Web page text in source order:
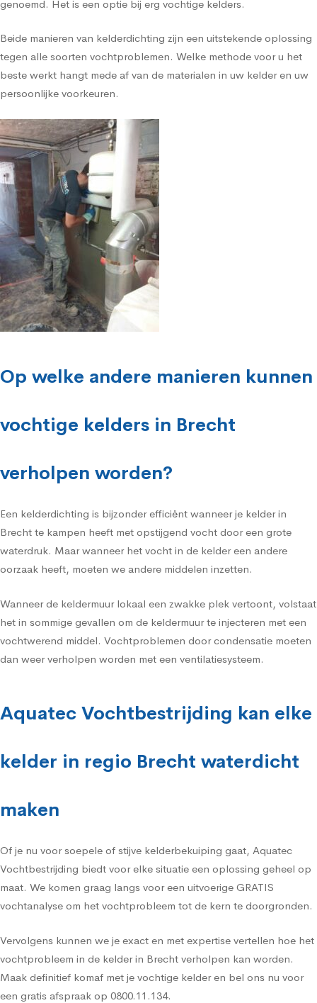
genoemd. Het is een optie bij erg vochtige kelders.
Beide manieren van kelderdichting zijn een uitstekende oplossing
tegen alle soorten vochtproblemen. Welke methode voor u het
beste werkt hangt mede af van de materialen in uw kelder en uw
persoonlijke voorkeuren.
Op welke andere manieren kunnen
vochtige kelders in Brecht
verholpen worden?
Een kelderdichting is bijzonder efficiënt wanneer je kelder in
Brecht te kampen heeft met opstijgend vocht door een grote
waterdruk. Maar wanneer het vocht in de kelder een andere
oorzaak heeft, moeten we andere middelen inzetten.
Wanneer de keldermuur lokaal een zwakke plek vertoont, volstaat
het in sommige gevallen om de keldermuur te injecteren met een
vochtwerend middel. Vochtproblemen door condensatie moeten
dan weer verholpen worden met een ventilatiesysteem.
Aquatec Vochtbestrijding kan elke
kelder in regio Brecht waterdicht
maken
Of je nu voor soepele of stijve kelderbekuiping gaat, Aquatec
Vochtbestrijding biedt voor elke situatie een oplossing geheel op
maat. We komen graag langs voor een uitvoerige GRATIS
vochtanalyse om het vochtprobleem tot de kern te doorgronden.
Vervolgens kunnen we je exact en met expertise vertellen hoe het
vochtprobleem in de kelder in Brecht verholpen kan worden.
Maak definitief komaf met je vochtige kelder en bel ons nu voor
een gratis afspraak op 0800.11.134.